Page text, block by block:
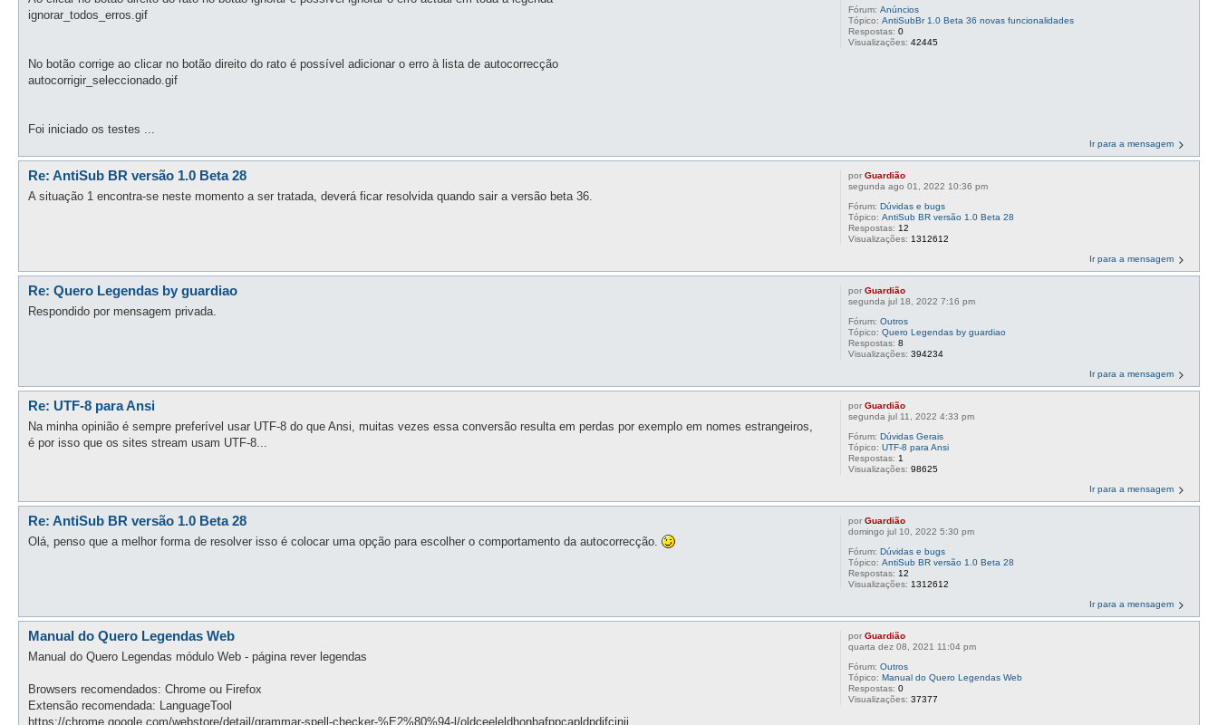
Fórum:Anúncios
Tópico:AntiSubBr 1.0 Beta 36 novas funcionalidades
Respostas:0
Visualizações:42445
ignorar_todos_erros.gif
No botão corrige ao clicar no botão direito do rato é possível adicionar o erro à lista de autocorrecção
autocorrigir_seleccionado.gif
Foi iniciado os testes ...
Ir para a mensagem
porGuardião
segunda ago 01, 2022 10:36 pm
Fórum:Dúvidas e bugs
Tópico:AntiSub BR versão 1.0 Beta 28
Respostas: 12
Visualizações: 1312612
Re: AntiSub BR versão 1.0 Beta 28
A situação 1 encontra-se neste momento a ser tratada, deverá ficar resolvida quando sair a versão beta 36.
Ir para a mensagem
porGuardião
segunda jul 18, 2022 7:16 pm
Fórum:Outros
Tópico:Quero Legendas by guardiao
Respostas:8
Visualizações:394234
Re: Quero Legendas by guardiao
Respondido por mensagem privada.
Ir para a mensagem
porGuardião
segunda jul 11, 2022 4:33 pm
Fórum:Dúvidas Gerais
Tópico:UTF-8 para Ansi
Respostas: 1
Visualizações:98625
Re: UTF-8 para Ansi
Na minha opinião é sempre preferível usar UTF-8 do que Ansi, muitas vezes essa conversão resulta em perdas por exemplo em nomes estrangeiros,
é por isso que os sites stream usam UTF-8...
Ir para a mensagem
porGuardião
domingo jul 10, 2022 5:30 pm
Fórum:Dúvidas e bugs
Tópico:AntiSub BR versão 1.0 Beta 28
Respostas: 12
Visualizações: 1312612
Re: AntiSub BR versão 1.0 Beta 28
Olá, penso que a melhor forma de resolver isso é colocar uma opção para escolher o comportamento da autocorrecção.
Ir para a mensagem
porGuardião
quarta dez 08, 2021 11:04 pm
Fórum:Outros
Tópico:Manual do Quero Legendas Web
Respostas:0
Visualizações:37377
Manual do Quero Legendas Web
Manual do Quero Legendas módulo Web - página rever legendas
Browsers recomendados: Chrome ou Firefox
Extensão recomendada: LanguageTool
https://chrome.google.com/webstore/detail/grammar-spell-checker-%E2%80%94-l/oldceeleldhonbafppcapldpdifcinji